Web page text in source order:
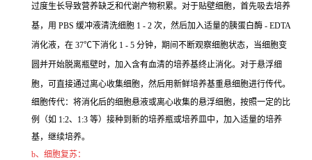
过度生长导致营养缺乏和代谢产物积累。对于贴壁细胞，首先吸去培养
基，用 PBS 缓冲液清洗细胞 1 - 2 次，然后加入适量的胰蛋白酶 - EDTA
消化液，在 37℃下消化 1 - 5 分钟，期间不断观察细胞状态，当细胞变
圆并开始脱离瓶壁时，加入含有血清的培养基终止消化。对于悬浮细
胞，可直接通过离心收集细胞，然后用新鲜培养基重悬细胞进行传代。
细胞传代：将消化后的细胞悬液或离心收集的悬浮细胞，按照一定的比
例（如 1:2、1:3 等）接种到新的培养瓶或培养皿中，加入适量的培养
基，继续培养。
b、细胞复苏：